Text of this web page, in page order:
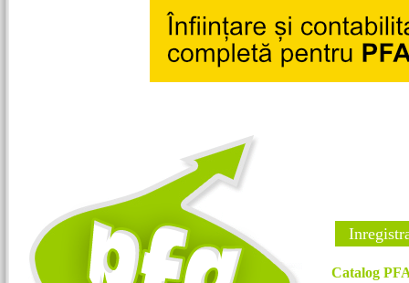
Catalog